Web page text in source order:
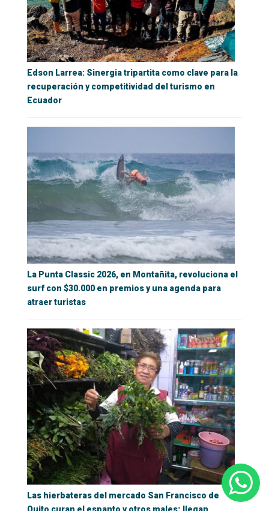
Edson Larrea: Sinergia tripartita como clave para la
recuperación y competitividad del turismo en
Ecuador
La Punta Classic 2026, en Montañita, revoluciona el
surf con $30.000 en premios y una agenda para
atraer turistas
Las hierbateras del mercado San Francisco de